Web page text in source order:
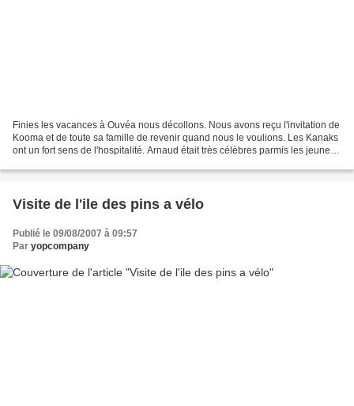
Finies les vacances à Ouvéa nous décollons. Nous avons reçu l'invitation de
Kooma et de toute sa famille de revenir quand nous le voulions. Les Kanaks
ont un fort sens de l'hospitalité. Arnaud était très célèbres parmis les jeunes
Visite de l'ile des pins a vélo
Publié le 09/08/2007 à 09:57
Par yopcompany